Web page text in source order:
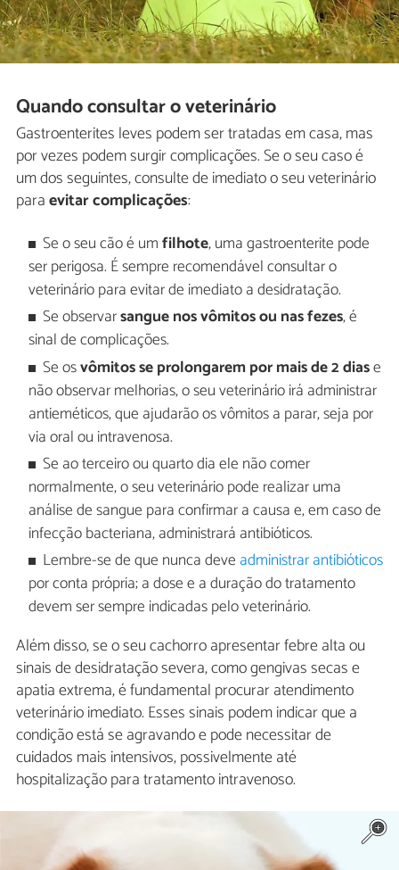
Quando consultar o veterinário
Gastroenterites leves podem ser tratadas em casa, mas
por vezes podem surgir complicações. Se o seu caso é
um dos seguintes, consulte de imediato o seu veterinário
paraevitar complicações:
Se o seu cão é umfilhote, uma gastroenterite pode
ser perigosa. É sempre recomendável consultar o
veterinário para evitar de imediato a desidratação.
Se observarsangue nos vômitos ou nas fezes, é
sinal de complicações.
Se osvômitos se prolongarem por mais de 2 diase
não observar melhorias, o seu veterinário irá administrar
antieméticos, que ajudarão os vômitos a parar, seja por
via oral ou intravenosa.
Se ao terceiro ou quarto dia ele não comer
normalmente, o seu veterinário pode realizar uma
análise de sangue para confirmar a causa e, em caso de
infecção bacteriana, administrará antibióticos.
Lembre-se de que nunca deve administrar antibióticos
por conta própria; a dose e a duração do tratamento
devem ser sempre indicadas pelo veterinário.
Além disso, se o seu cachorro apresentar febre alta ou
sinais de desidratação severa, como gengivas secas e
apatia extrema, é fundamental procurar atendimento
veterinário imediato. Esses sinais podem indicar que a
condição está se agravando e pode necessitar de
cuidados mais intensivos, possivelmente até
hospitalização para tratamento intravenoso.